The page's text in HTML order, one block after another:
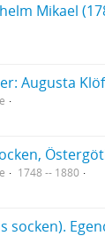
1748 -- 1880